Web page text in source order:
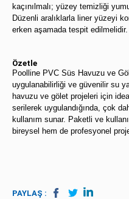
kaçınılmalı; yüzey temizliği
Düzenli aralıklarla liner yüzeyi
erken aşamada tespit edilmelidir.
Özetle
Poolline PVC Süs Havuzu ve
uygulanabilirliği ve güvenilir su
havuzu ve gölet projeleri için
serilerek uygulandığında, çok
kullanım sunar. Paketli ve
bireysel hem de profesyonel
PAYLAŞ :